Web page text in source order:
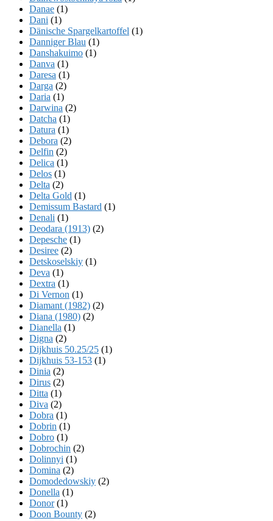
Danae (1)
Dani (1)
Dänische Spargelkartoffel (1)
Danniger Blau (1)
Danshakuimo (1)
Danva (1)
Daresa (1)
Darga (2)
Daria (1)
Darwina (2)
Datcha (1)
Datura (1)
Debora (2)
Delfin (2)
Delica (1)
Delos (1)
Delta (2)
Delta Gold (1)
Demissum Bastard (1)
Denali (1)
Deodara (1913) (2)
Depesche (1)
Desiree (2)
Detskoselskiy (1)
Deva (1)
Dextra (1)
Di Vernon (1)
Diamant (1982) (2)
Diana (1980) (2)
Dianella (1)
Digna (2)
Dijkhuis 50.25/25 (1)
Dijkhuis 53-153 (1)
Dinia (2)
Dirus (2)
Ditta (1)
Diva (2)
Dobra (1)
Dobrin (1)
Dobro (1)
Dobrochin (2)
Dolinnyi (1)
Domina (2)
Domodedowskiy (2)
Donella (1)
Donor(1)
Doon Bounty (2)